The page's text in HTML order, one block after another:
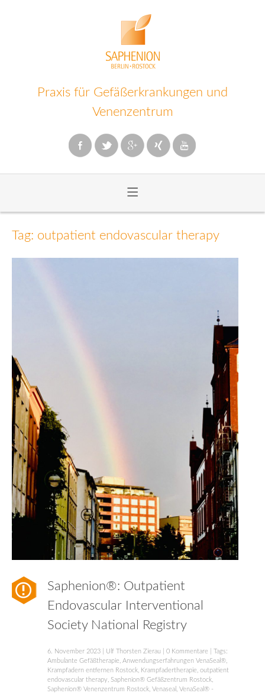
Praxis für Gefäßerkrankungen und
Venenzentrum
≡
Inhalt
Tag: outpatient endovascular therapy
Saphenion®: Outpatient
Endovascular Interventional
Society National Registry
6. November 2023 Ulf Thorsten Zierau 0 Kommentare | Tags:
Ambulante Gefäßtherapie Anwendungserfahrungen VenaSeal®
Krampfadern entfernen Rostock
Krampfadertherapie outpatient
endovascular therapy
Saphenion® Gefäßzentrum Rostock
Saphenion® Venenzentrum Rostock Venaseal
VenaSeal® -